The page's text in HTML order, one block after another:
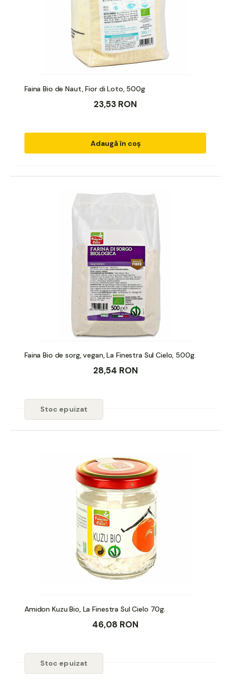
Faina Bio de Naut, Fior di Loto, 500g
23,53 RON
Adaugă în coș
Faina Bio de sorg, vegan, La Finestra Sul Cielo, 500g.
28,54 RON
Stoc epuizat
Amidon Kuzu Bio, La Finestra Sul Cielo 70g.
46,08 RON
Stoc epuizat